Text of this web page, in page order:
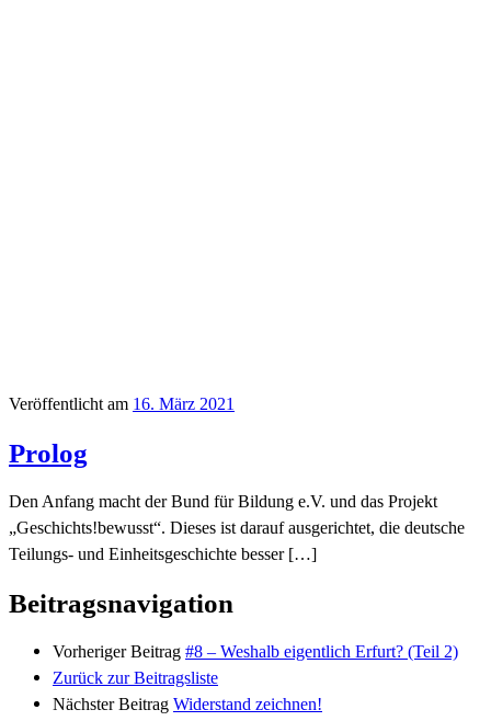
Veröffentlicht am 16. März 2021
Prolog
Den Anfang macht der Bund für Bildung e.V. und das Projekt
„Geschichts!bewusst“. Dieses ist darauf ausgerichtet, die deutsche
Teilungs- und Einheitsgeschichte besser […]
Beitragsnavigation
Vorheriger Beitrag #8 – Weshalb eigentlich Erfurt? (Teil 2)
Zurück zur Beitragsliste
Nächster Beitrag Widerstand zeichnen!